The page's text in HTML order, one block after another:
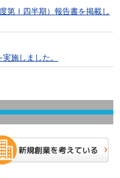
第Ⅰ四半期）報告書を掲載し
施しました。
ナーのご案内（R8.7.29）